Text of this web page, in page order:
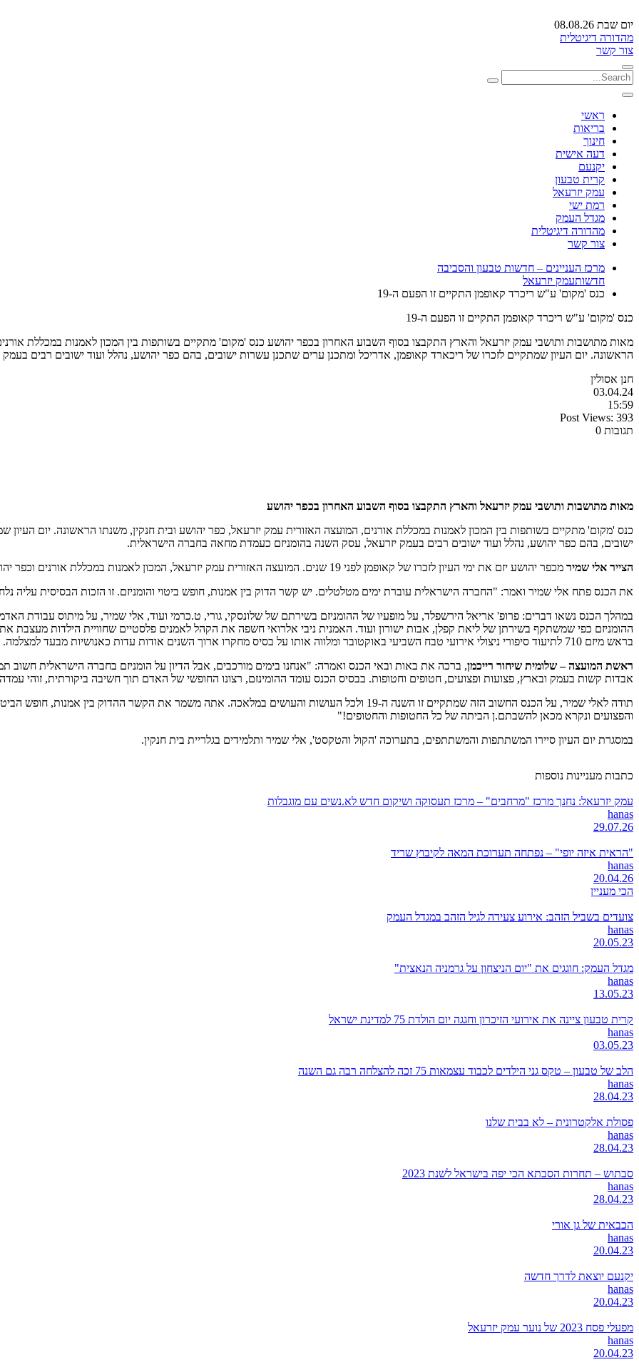
יום שבת 08.08.26
מהדורה דיגיטלית
צור קשר
ראשי
בריאות
חינוך
דעה אישית
יקנעם
קרית טבעון
עמק יזרעאל
רמת ישי
מגדל העמק
מהדורה דיגיטלית
צור קשר
מרכז העניינים – חדשות טבעון והסביבה
חדשותעמק יזרעאל
כנס 'מקום' ע"ש ריכרד קאופמן התקיים זו הפעם ה-19
כנס 'מקום' ע"ש ריכרד קאופמן התקיים זו הפעם ה-19
מאות מתושבות ותושבי עמק יזרעאל והארץ התקבצו בסוף השבוע האחרון בכפר יהושע כנס 'מקום' מתקיים בשותפות בין המכון לאמנות במכללת
הראשונה. יום העיון שמתקיים לזכרו של ריכארד קאופמן, אדריכל ומתכנן ערים שתכנן עשרות ישובים, בהם כפר יהושע, נהלל ועוד ישובים רבים
חנן אסולין
03.04.24
15:59
Post Views: 393
תגובות 0
מאות מתושבות ותושבי עמק יזרעאל והארץ התקבצו בסוף השבוע האחרון בכפר יהושע
כנס 'מקום' מתקיים בשותפות בין המכון לאמנות במכללת אורנים, המועצה האזורית עמק יזרעאל, כפר יהושע ובית חנקין, משנתו הראשונה. יום
ישובים, בהם כפר יהושע, נהלל ועוד ישובים רבים בעמק יזרעאל, עסק השנה בהומניזם כעמדת מחאה בחברה הישראלית.
הצייר אלי שמיר מכפר יהושע יזם את ימי העיון לזכרו של קאופמן לפני 19 שנים. המועצה האזורית עמק יזרעאל, המכון לאמנות במכללת אורנים וכפר יהושע, שותפים לארגונו.
את הכנס פתח אלי שמיר ואמר: "החברה הישראלית עוברת ימים מטלטלים. יש קשר הדוק בין אמנות, חופש ביטוי והומניזם. זו הזכות הבסיסית עליה נלחמנו אלפי שנים
במהלך הכנס נשאו דברים: פרופ' אריאל הירשפלד, על מופעיו של ההומניזם בשירתם של שלונסקי, גורי, ט.כרמי ועוד, אלי שמיר, על מיתוס עבודת
ההומניזם כפי שמשתקף בשירתן של ליאת קפלן, אבות ישורון ועוד. האמנית ניבי אלרואי חשפה את הקהל לאמנים פלסטיים שחוויית הילדות
בראש מיזם 710 לתיעוד סיפורי ניצולי אירועי טבח השביעי באוקטובר ומלווה אותו על בסיס מחקרו ארוך השנים אודות עדות כאנושיות מבעד למצלמה.
ראשת המועצה – שלומית שיחור רייכמן, ברכה את באות ובאי הכנס ואמרה: "אנחנו בימים מורכבים, אבל הדיון על הומניזם בחברה הישראלית
אבדות קשות בעמק ובארץ, פצועות ופצועים, חטופים וחטופות. בבסיס הכנס עומד ההומינזם, רצונו החופשי של האדם תוך חשיבה ביקורתית, זוהי
תודה לאלי שמיר, על הכנס החשוב הזה שמתקיים זו השנה ה-19 ולכל העושות והעושים במלאכה. אתה משמר את הקשר
והפצועים ונקרא מכאן להשבתם.ן הביתה של כל החטופות והחטופים!"
במסגרת יום העיון סיירו המשתתפות והמשתתפים, בתערוכה 'הקול והטקסט', אלי שמיר ותלמידים בגלריית בית חנקין.
כתבות מעניינות נוספות
עמק יזרעאל: נחנך מרכז "מרחבים" – מרכז תעסוקה ושיקום חדש לא.נשים עם מוגבלות
hanas
29.07.26
"הראית איזה יופי" – נפתחה תערוכת המאה לקיבוץ שריד
hanas
20.04.26
הכי מעניין
צועדים בשביל הזהב: אירוע צעידה לגיל הזהב במגדל העמק
hanas
20.05.23
מגדל העמק: חוגגים את "יום הניצחון על גרמניה הנאצית"
hanas
13.05.23
קרית טבעון ציינה את אירועי הזיכרון וחגגה יום הולדת 75 למדינת ישראל
hanas
03.05.23
הלב של טבעון – טקס גני הילדים לכבוד עצמאות 75 זכה להצלחה רבה גם השנה
hanas
28.04.23
פסולת אלקטרונית – לא בבית שלנו
hanas
28.04.23
סבתוש – תחרות הסבתא הכי יפה בישראל לשנת 2023
hanas
28.04.23
הכבאית של גן אורי
hanas
20.04.23
יקנעם יוצאת לדרך חדשה
hanas
20.04.23
מפעלי פסח 2023 של נוער עמק יזרעאל
hanas
20.04.23